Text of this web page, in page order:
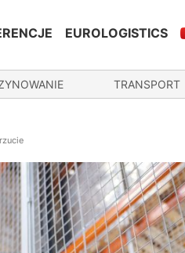
EUROLOGISTICS
TRANSPORT